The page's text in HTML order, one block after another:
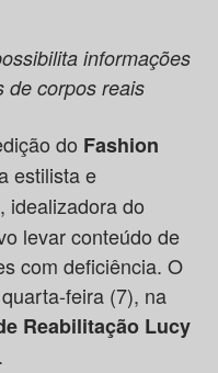
informações
de corpos reais
do Fashion
estilista e
, idealizadora do
levar conteúdo de
com deficiência. O
feira (7), na
Reabilitação Lucy